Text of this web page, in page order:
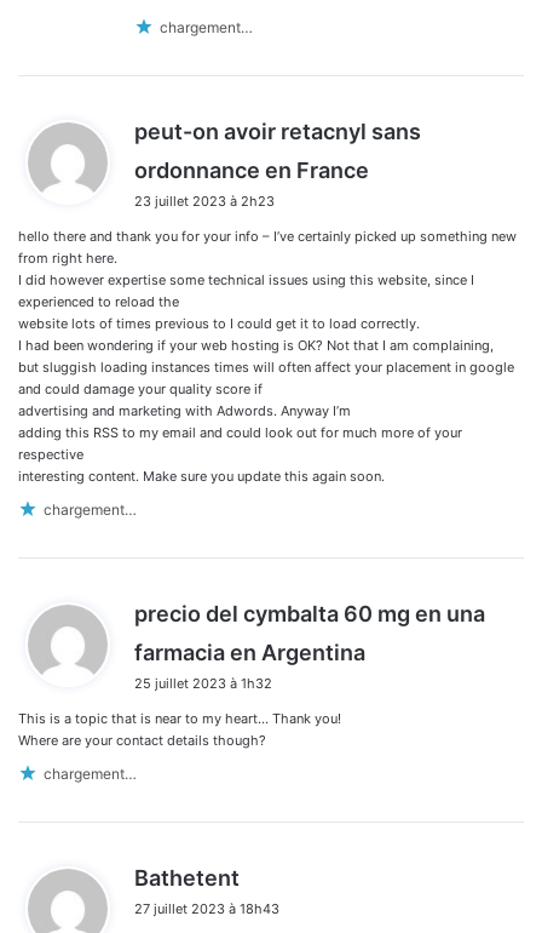
chargement…
peut-on avoir retacnyl sans
ordonnance en France
23 juillet 2023 à 2h23
hello there and thank you for your info – I’ve certainly picked up something new
from right here.
I did however expertise some technical issues using this website, since I
experienced to reload the
website lots of times previous to I could get it to load correctly.
I had been wondering if your web hosting is OK? Not that I am complaining,
but sluggish loading instances times will often affect your placement in google
and could damage your quality score if
advertising and marketing with Adwords. Anyway I’m
adding this RSS to my email and could look out for much more of your
respective
interesting content. Make sure you update this again soon.
chargement…
precio del cymbalta 60 mg en una
farmacia en Argentina
25 juillet 2023 à 1h32
This is a topic that is near to my heart… Thank you!
Where are your contact details though?
chargement…
Bathetent
t
27 juillet 2023 à 18h43